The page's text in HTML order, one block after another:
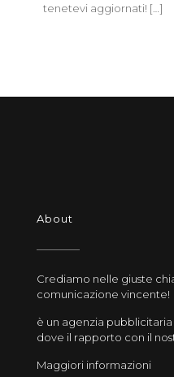
tenetevi aggiornati! […]
About
Crediamo nelle giuste
comunicazione vincente!
è un agenzia pubblicitaria
dove il rapporto con il
Maggiori informazioni